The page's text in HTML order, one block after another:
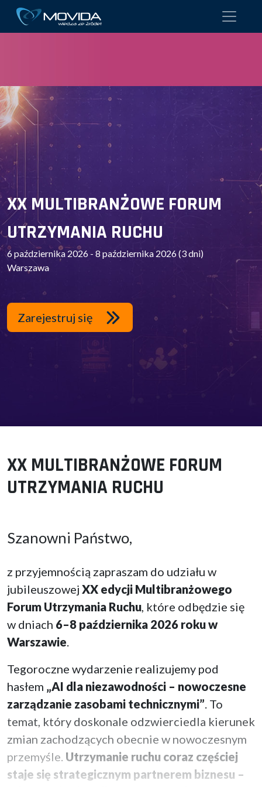
XX MULTIBRANŻOWE FORUM
UTRZYMANIA RUCHU
6 października 2026 - 8 października 2026 (3 dni)
Warszawa
Zarejestruj się
XX MULTIBRANŻOWE FORUM
UTRZYMANIA RUCHU
Szanowni Państwo,
z przyjemnością zapraszam do udziału w
jubileuszowej XX edycji Multibranżowego
Forum Utrzymania Ruchu, które odbędzie się
w dniach 6–8 października 2026 rokuw
Warszawie.
Tegoroczne wydarzenie realizujemy pod
hasłem „AI dla niezawodności – nowoczesne
zarządzanie zasobami technicznymi”. To
temat, który doskonale odzwierciedla kierunek
zmian zachodzących obecnie w nowoczesnym
przemyśle. Utrzymanie ruchu coraz częściej
staje się strategicznym partnerem biznesu –